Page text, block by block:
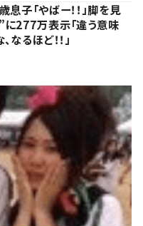
子「やばー！！」脚を見
277万表示「違う意味
なるほど！！」